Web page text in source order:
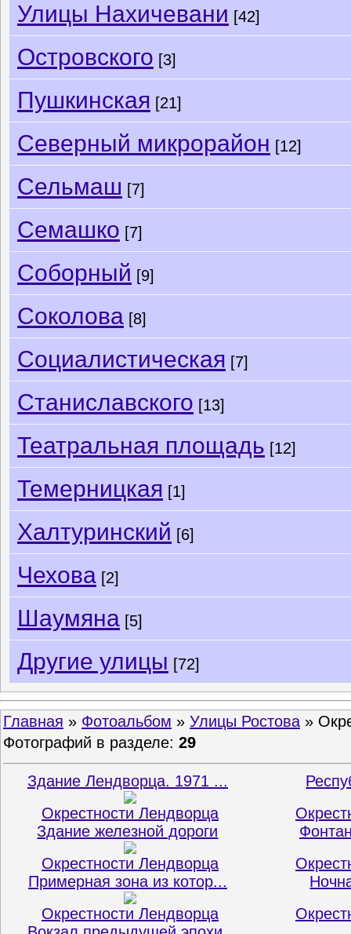
Улицы Нахичевани [42]
Островского [3]
Пушкинская [21]
Северный микрорайон [12]
Сельмаш [7]
Семашко [7]
Соборный [9]
Соколова [8]
Социалистическая [7]
Станиславского [13]
Театральная площадь [12]
Темерницкая [1]
Халтуринский [6]
Чехова [2]
Шаумяна [5]
Другие улицы [72]
Главная » Фотоальбом » Улицы Ростова »
Фотографий в разделе: 29
Здание Лендворца. 1971 ...
Окрестности Лендворца
Здание железной дороги
Окрестности Лендворца
Примерная зона из котор...
Окрестности Лендворца